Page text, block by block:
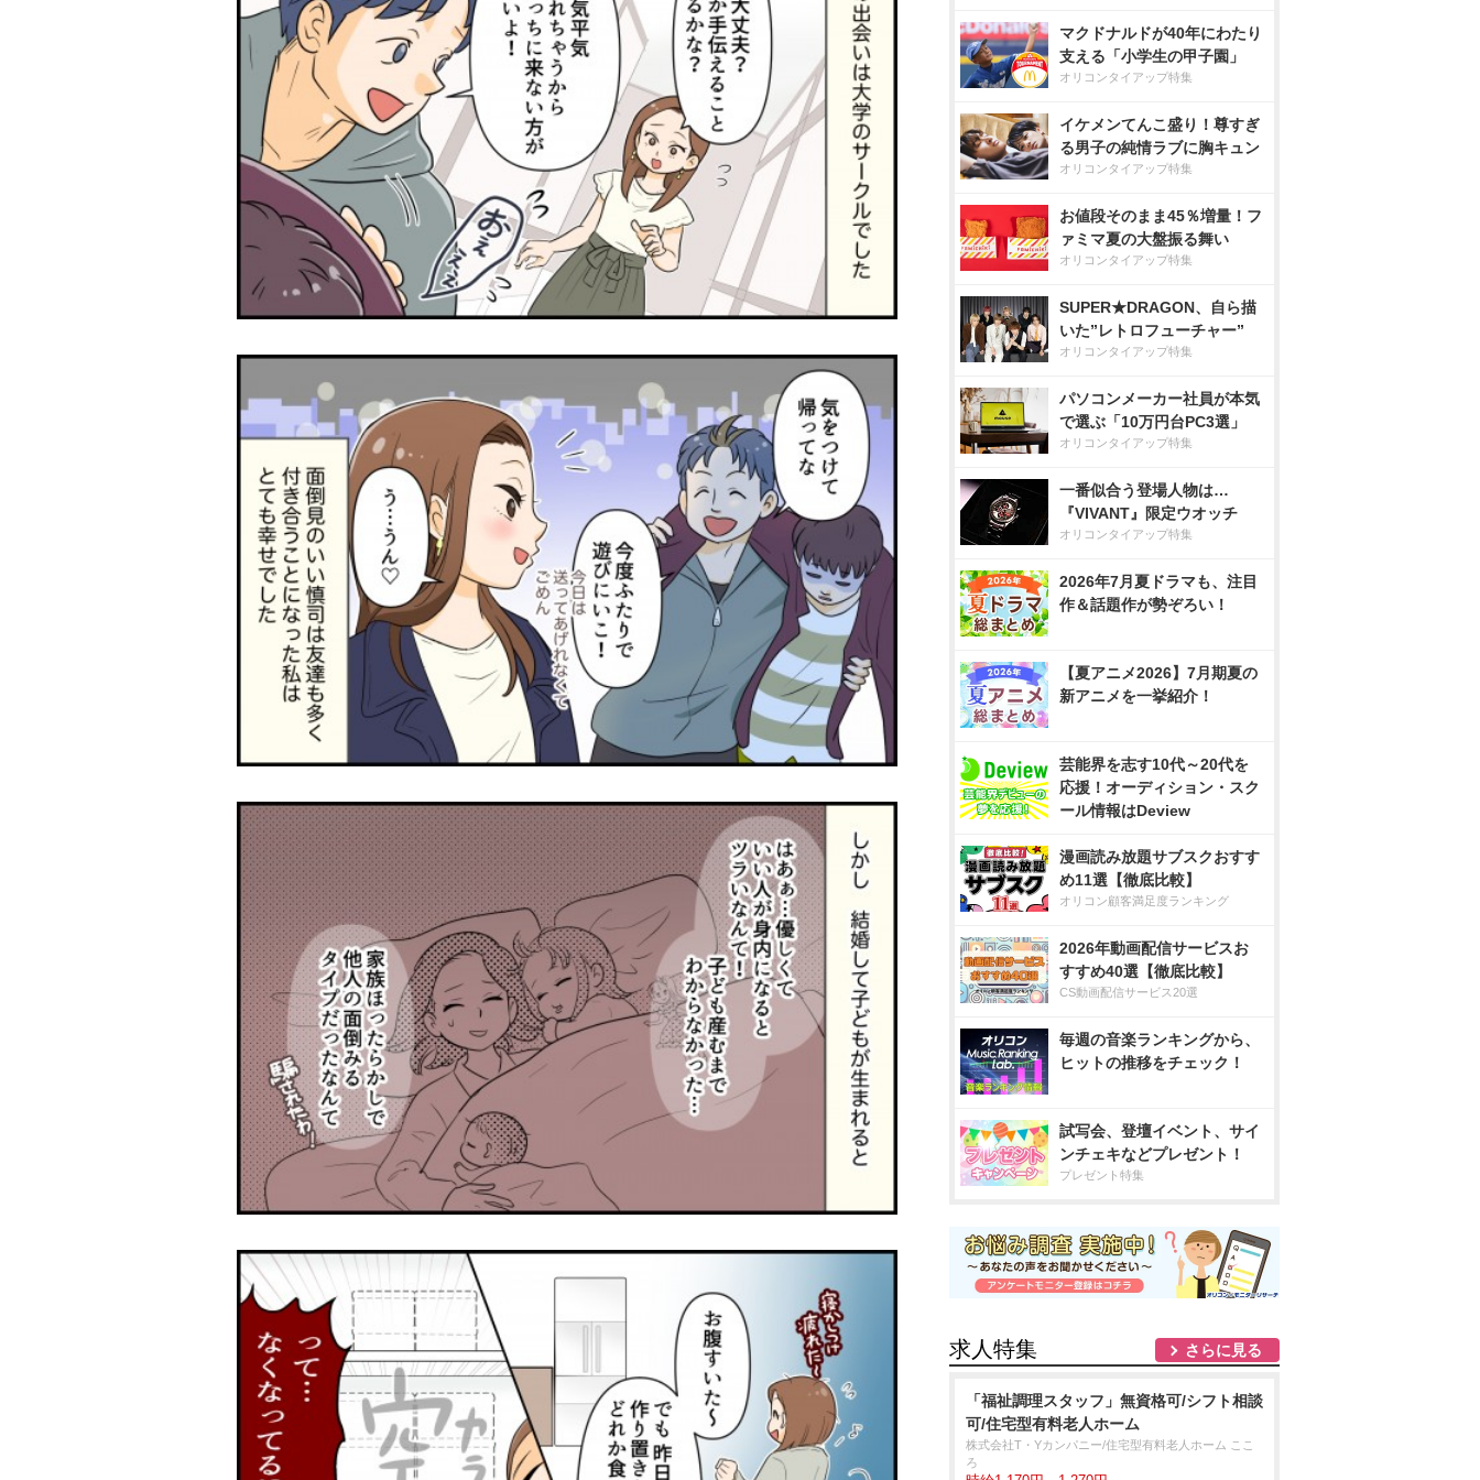
マクドナルドが40年にわたり
支える「小学生の甲子園」
オリコンタイアップ特集
イケメンてんこ盛り！尊すぎ
る男子の純情ラブに胸キュン
オリコンタイアップ特集
お値段そのまま45％増量！フ
ァミマ夏の大盤振る舞い
オリコンタイアップ特集
SUPER★DRAGON、自ら描
いた”レトロフューチャー”
オリコンタイアップ特集
パソコンメーカー社員が本気
で選ぶ「10万円台PC3選」
オリコンタイアップ特集
一番似合う登場人物は…
『VIVANT』限定ウオッチ
オリコンタイアップ特集
2026年7月夏ドラマも、注目
作＆話題作が勢ぞろい！
【夏アニメ2026】7月期夏の
新アニメを一挙紹介！
芸能界を志す10代～20代を
応援！オーディション・スク
ール情報はDeview
漫画読み放題サブスクおすす
め11選【徹底比較】
オリコン顧客満足度ランキング
2026年動画配信サービスお
すすめ40選【徹底比較】
CS動画配信サービス20選
毎週の音楽ランキングから、
ヒットの推移をチェック！
試写会、登壇イベント、サイ
ンチェキなどプレゼント！
プレゼント特集
求人特集 さらに見る
「福祉調理スタッフ」無資格可/シフト相談
可/住宅型有料老人ホーム
株式会社T・Yカンパニー/住宅型有料老人ホーム ここ
ろ